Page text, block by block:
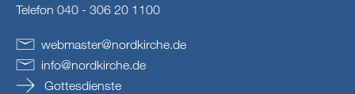
Telefon 040 - 306 20 1100
webmaster@nordkirche.de
info@nordkirche.de
Gottesdienste